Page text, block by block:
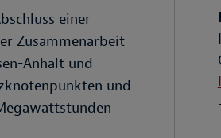
einer
Zusammenarbeit
Anhalt und
und